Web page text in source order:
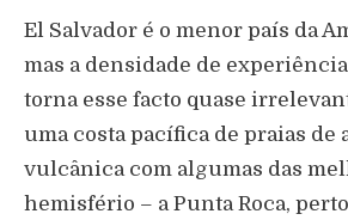
El Salvador é o menor país da
mas a densidade de
torna esse facto quase
uma costa pacífica de praias de
vulcânica com algumas das
hemisfério – a Punta Roca,